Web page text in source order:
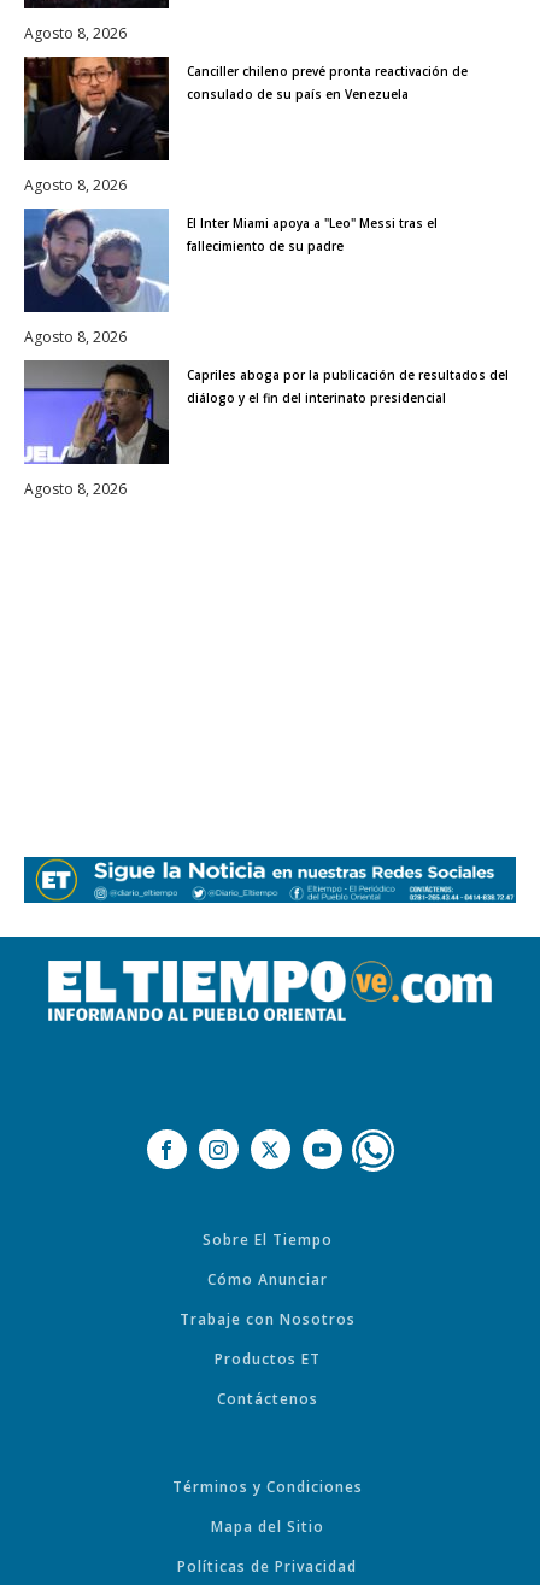
Agosto 8, 2026
Canciller chileno prevé pronta reactivación de
consulado de su país en Venezuela
Agosto 8, 2026
El Inter Miami apoya a "Leo" Messi tras el
fallecimiento de su padre
Agosto 8, 2026
Capriles aboga por la publicación de resultados del
diálogo y el fin del interinato presidencial
Agosto 8, 2026
Sobre El Tiempo
Cómo Anunciar
Trabaje con Nosotros
Productos ET
Contáctenos
Términos y Condiciones
Mapa del Sitio
Políticas de Privacidad